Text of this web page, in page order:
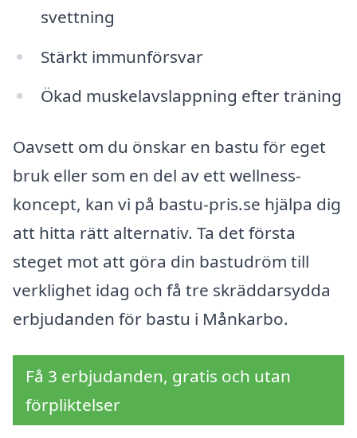
svettning
Stärkt immunförsvar
Ökad muskelavslappning efter träning
Oavsett om du önskar en bastu för eget
bruk eller som en del av ett wellness-
koncept, kan vi på bastu-pris.se hjälpa dig
att hitta rätt alternativ. Ta det första
steget mot att göra din bastudröm till
verklighet idag och få tre skräddarsydda
erbjudanden för bastu i Månkarbo.
Få 3 erbjudanden, gratis och utan
förpliktelser